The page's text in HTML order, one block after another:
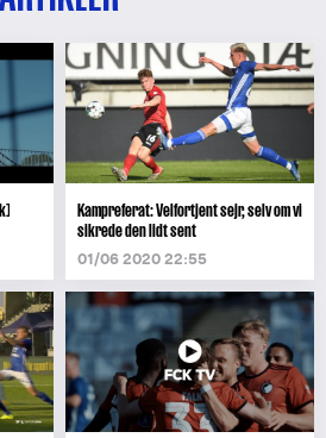
Kampreferat: Velfortjent sejr, selv om vi
sikrede den lidt sent
01/06 2020 22:55